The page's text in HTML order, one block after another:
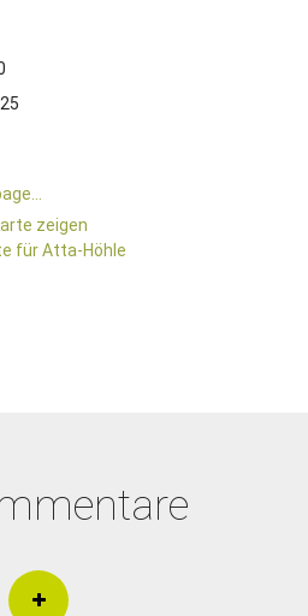
zeigen